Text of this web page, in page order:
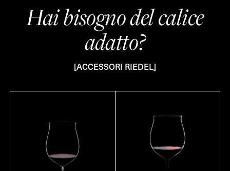
Hai bisogno del calice
adatto?
[ACCESSORI RIEDEL]